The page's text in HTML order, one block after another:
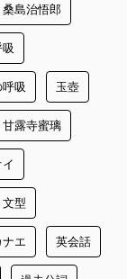
桑島治悟郎
吸 玉壺
甘露寺蜜璃
型
エ 英会話